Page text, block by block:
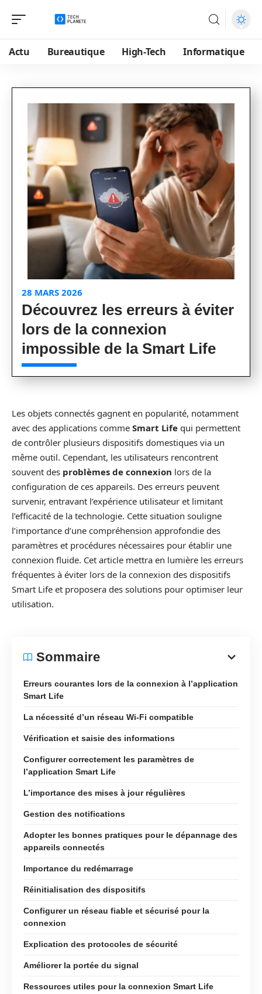
Actu Bureautique High-Tech Informatique
28 MARS 2026
Découvrez les erreurs à éviter
lors de la connexion
impossible de la Smart Life
Les objets connectés gagnent en popularité, notamment
avec des applications comme Smart Life qui permettent
de contrôler plusieurs dispositifs domestiques via un
même outil. Cependant, les utilisateurs rencontrent
souvent des problèmes de connexion lors de la
configuration de ces appareils. Des erreurs peuvent
survenir, entravant l’expérience utilisateur et limitant
l’efficacité de la technologie. Cette situation souligne
l’importance d’une compréhension approfondie des
paramètres et procédures nécessaires pour établir une
connexion fluide. Cet article mettra en lumière les erreurs
fréquentes à éviter lors de la connexion des dispositifs
Smart Life et proposera des solutions pour optimiser leur
utilisation.
Sommaire
Erreurs courantes lors de la connexion à l’application
Smart Life
La nécessité d’un réseau Wi-Fi compatible
Vérification et saisie des informations
Configurer correctement les paramètres de
l’application Smart Life
L’importance des mises à jour régulières
Gestion des notifications
Adopter les bonnes pratiques pour le dépannage des
appareils connectés
Importance du redémarrage
Réinitialisation des dispositifs
Configurer un réseau fiable et sécurisé pour la
connexion
Explication des protocoles de sécurité
Améliorer la portée du signal
Ressources utiles pour la connexion Smart Life